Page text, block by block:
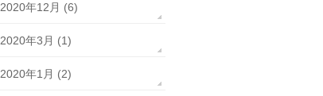
2020年12月 (6)
2020年3月 (1)
2020年1月 (2)